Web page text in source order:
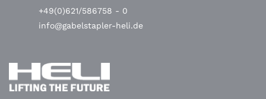
+49(0)621/586758 - 0
info@gabelstapler-heli.de